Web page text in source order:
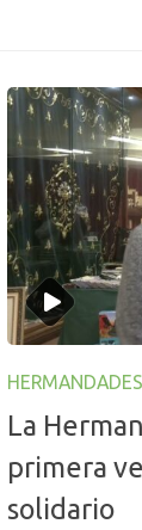
La
primera
solidario